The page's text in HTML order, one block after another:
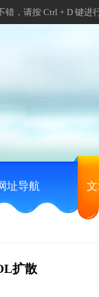
，请按 Ctrl + D 键进
址导航
扩散